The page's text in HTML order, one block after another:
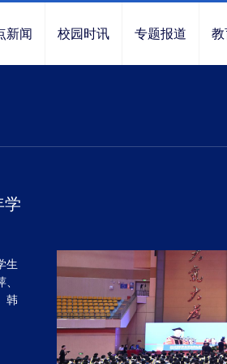
新闻 校园时讯 专题报道
学
生
韩